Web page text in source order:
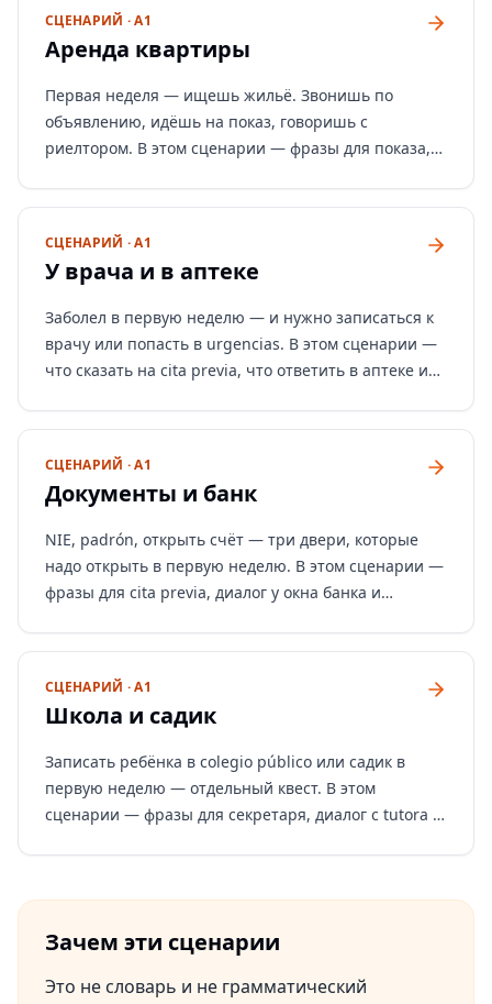
страшное — числа: их называют быстро. Самое
важное — не заказывать «Dame...» (это грубо) и не
говорить «café americano» (получишь не то, что
ждёшь).
СЦЕНАРИЙ · A1
Аренда квартиры
Первая неделя — ищешь жильё. Звонишь по
объявлению, идёшь на показ, говоришь с
риелтором. В этом сценарии — фразы для показа,
СЦЕНАРИЙ · A1
У врача и в аптеке
Заболел в первую неделю — и нужно записаться к
врачу или попасть в urgencias. В этом сценарии —
что сказать на cita previa, что ответить в аптеке и
СЦЕНАРИЙ · A1
Документы и банк
NIE, padrón, открыть счёт — три двери, которые
надо открыть в первую неделю. В этом сценарии —
фразы для cita previa, диалог у окна банка и
СЦЕНАРИЙ · A1
Школа и садик
Записать ребёнка в colegio público или садик в
первую неделю — отдельный квест. В этом
сценарии — фразы для секретаря, диалог с tutora и
Зачем эти сценарии
Это не словарь и не грамматический